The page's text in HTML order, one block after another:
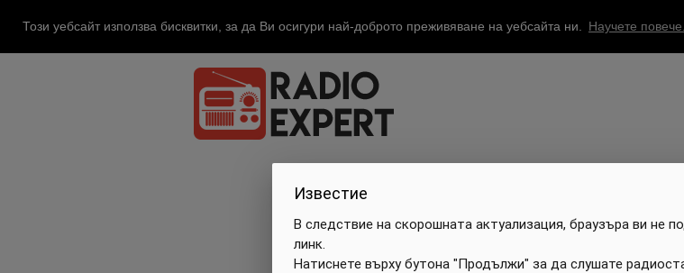
Този уебсайт използва бисквитки, за да Ви осигури най-доброто преживяване на уебсайта ни. Научете повече.
Известие
В следствие на скорошната актуализация, браузъра ви не
линк.
Натиснете върху бутона "Продължи" за да слушате